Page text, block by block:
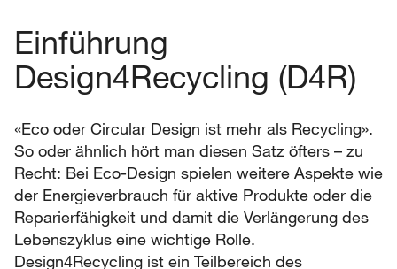
Einführung
Design4Recycling (D4R)
«Eco oder Circular Design ist mehr als Recycling».
So oder ähnlich hört man diesen Satz öfters – zu
Recht: Bei Eco-Design spielen weitere Aspekte wie
der Energieverbrauch für aktive Produkte oder die
Reparierfähigkeit und damit die Verlängerung des
Lebenszyklus eine wichtige Rolle.
Design4Recycling ist ein Teilbereich des